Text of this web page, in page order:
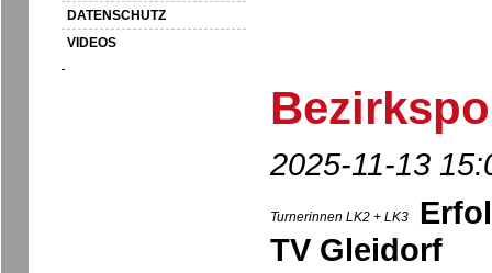
DATENSCHUTZ
VIDEOS
2025-11-13
Turnerinnen LK2 + LK3
TV Gleidorf